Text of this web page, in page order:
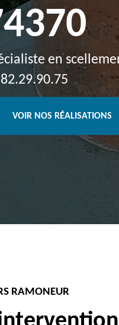
en
VOIR NOS RÉALISATIONS
RAMONEUR